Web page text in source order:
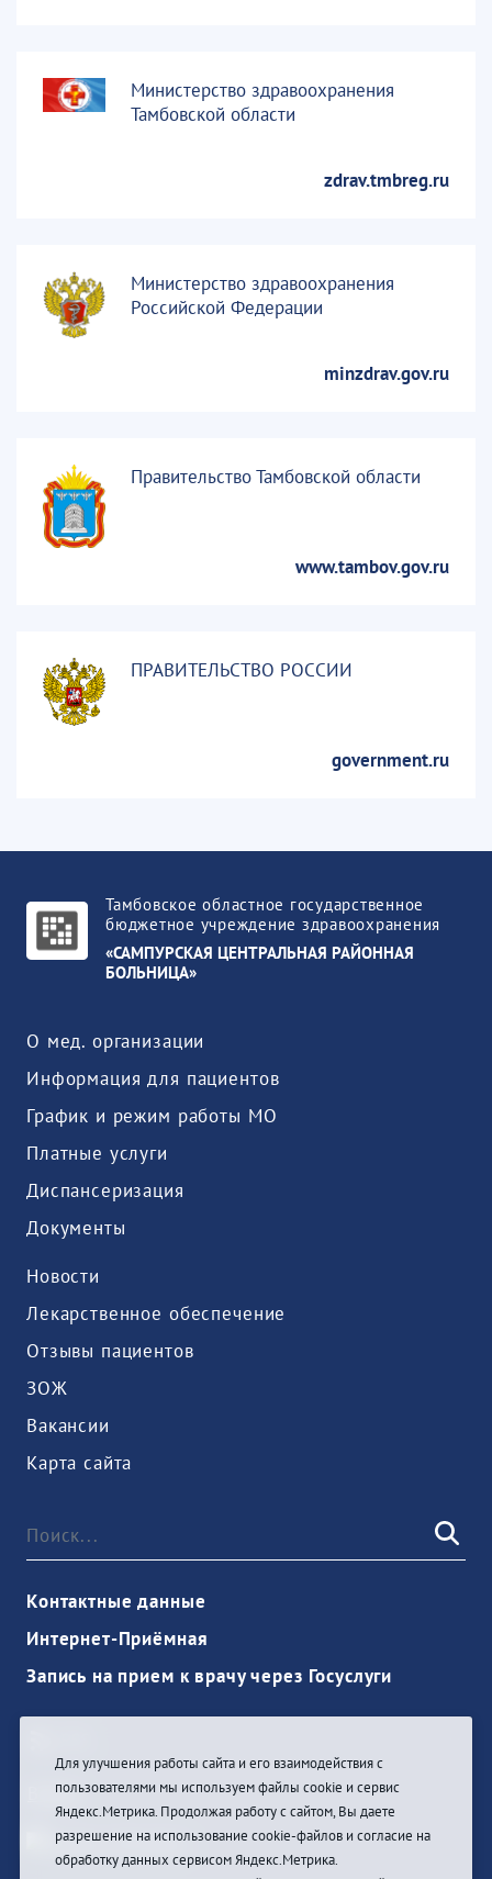
Министерство здравоохранения
Тамбовской области
zdrav.tmbreg.ru
Министерство здравоохранения
Российской Федерации
minzdrav.gov.ru
Правительство Тамбовской области
www.tambov.gov.ru
ПРАВИТЕЛЬСТВО РОССИИ
government.ru
Тамбовское областное государственное
бюджетное учреждение здравоохранения
«САМПУРСКАЯ ЦЕНТРАЛЬНАЯ РАЙОННАЯ
БОЛЬНИЦА»
О мед. организации
Информация для пациентов
График и режим работы МО
Платные услуги
Диспансеризация
Документы
Новости
Лекарственное обеспечение
Отзывы пациентов
ЗОЖ
Вакансии
Карта сайта
Контактные данные
Интернет-Приёмная
Запись на прием к врачу через Госуслуги
Войти
Для улучшения работы сайта и его взаимодействия с
пользователями мы используем файлы cookie и сервис
Яндекс.Метрика. Продолжая работу с сайтом, Вы даете
разрешение на использование cookie-файлов и согласие на
обработку данных сервисом Яндекс.Метрика.